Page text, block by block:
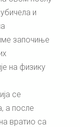
и
започиње
на физику
се
а после
вратио са